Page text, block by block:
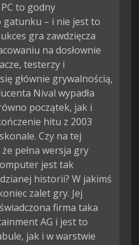
to godny
gatunku – i nie jest to
gra zawdzięcza
na dosłownie
testerzy i
głównie grywalnością,
Nival wypadła
początek, jak i
hitu z 2003
Czy na tej
pełna wersja gry
jest tak
historii? W jakimś
zalet gry. Jej
firma taka
AG i jest to
jak i w warstwie